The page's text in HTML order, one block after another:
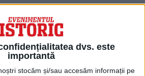
dvs. este
importantă
stocăm și/sau accesăm informații pe
putea dezvălui secretele